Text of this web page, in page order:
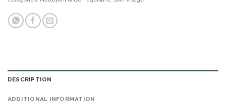
DESCRIPTION
ADDITIONAL INFORMATION